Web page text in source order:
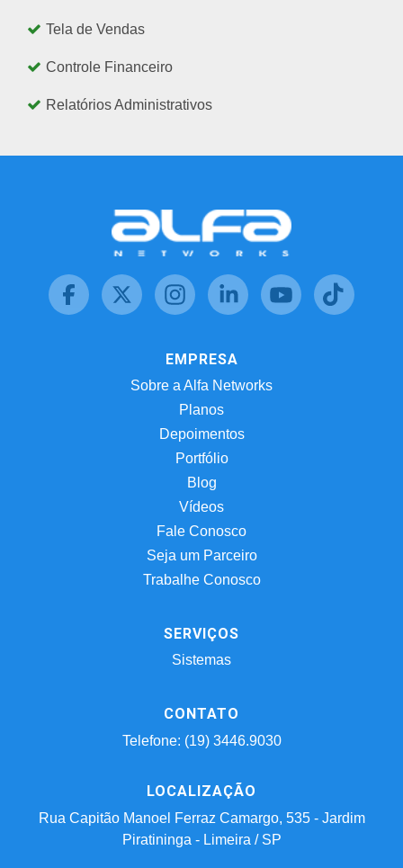
Tela de Vendas
Controle Financeiro
Relatórios Administrativos
EMPRESA
Sobre a Alfa Networks
Planos
Depoimentos
Portfólio
Blog
Vídeos
Fale Conosco
Seja um Parceiro
Trabalhe Conosco
SERVIÇOS
Sistemas
CONTATO
Telefone: (19) 3446.9030
LOCALIZAÇÃO
Rua Capitão Manoel Ferraz Camargo, 535 - Jardim
Piratininga - Limeira / SP